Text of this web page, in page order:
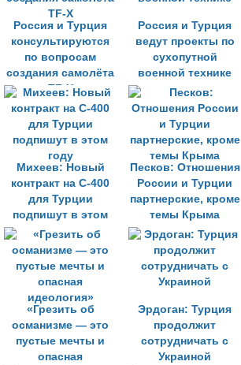
Россия и Турция
консультируются
по вопросам
создания самолёта
TF-X
Россия и Турция
ведут проекты по
сухопутной
военной технике
Михеев: Новый
контракт на С-400
для Турции
подпишут в этом
году
Песков: Отношения
России и Турции
партнерские, кроме
темы Крыма
«Грезить об
османизме — это
пустые мечты и
опасная
Эрдоган: Турция
продолжит
сотрудничать с
Украиной